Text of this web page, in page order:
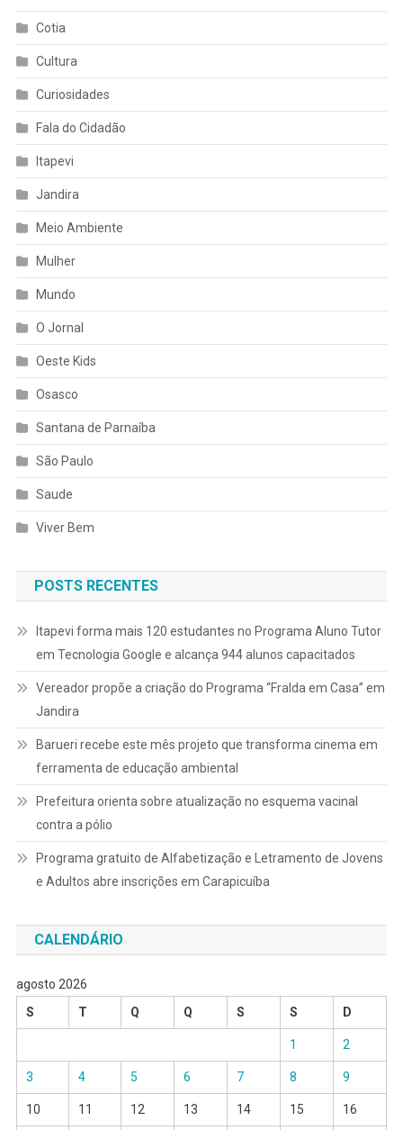
Cotia
Cultura
Curiosidades
Fala do Cidadão
Itapevi
Jandira
Meio Ambiente
Mulher
Mundo
O Jornal
Oeste Kids
Osasco
Santana de Parnaíba
São Paulo
Saude
Viver Bem
POSTS RECENTES
Itapevi forma mais 120 estudantes no Programa Aluno Tutor
em Tecnologia Google e alcança 944 alunos capacitados
Vereador propõe a criação do Programa “Fralda em Casa” em
Jandira
Barueri recebe este mês projeto que transforma cinema em
ferramenta de educação ambiental
Prefeitura orienta sobre atualização no esquema vacinal
contra a pólio
Programa gratuito de Alfabetização e Letramento de Jovens
e Adultos abre inscrições em Carapicuíba
CALENDÁRIO
agosto 2026
S
T Q Q S S D
1 2
3 4 5 6 7 8 9
10 11 12 13 14 15 16